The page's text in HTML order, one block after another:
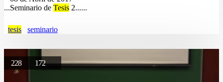
...Seminario de Tesis 2......
tesis seminario
228 172